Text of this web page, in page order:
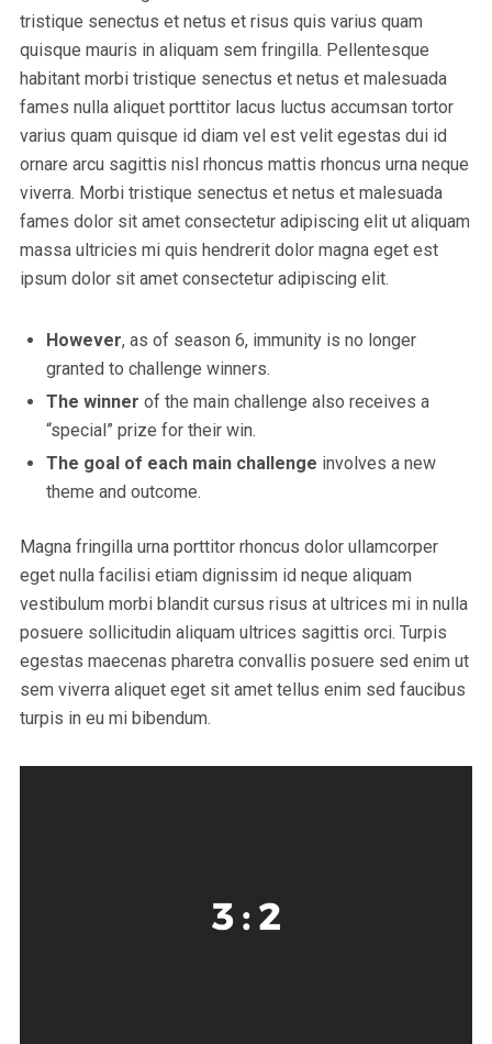
tristique senectus et netus et risus quis varius quam
quisque mauris in aliquam sem fringilla. Pellentesque
habitant morbi tristique senectus et netus et malesuada
fames nulla aliquet porttitor lacus luctus accumsan tortor
varius quam quisque id diam vel est velit egestas dui id
ornare arcu sagittis nisl rhoncus mattis rhoncus urna neque
viverra. Morbi tristique senectus et netus et malesuada
fames dolor sit amet consectetur adipiscing elit ut aliquam
massa ultricies mi quis hendrerit dolor magna eget est
ipsum dolor sit amet consectetur adipiscing elit.
However, as of season 6, immunity is no longer
granted to challenge winners.
The winner of the main challenge also receives a
“special” prize for their win.
The goal of each main challenge involves a new
theme and outcome.
Magna fringilla urna porttitor rhoncus dolor ullamcorper
eget nulla facilisi etiam dignissim id neque aliquam
vestibulum morbi blandit cursus risus at ultrices mi in nulla
posuere sollicitudin aliquam ultrices sagittis orci. Turpis
egestas maecenas pharetra convallis posuere sed enim ut
sem viverra aliquet eget sit amet tellus enim sed faucibus
turpis in eu mi bibendum.